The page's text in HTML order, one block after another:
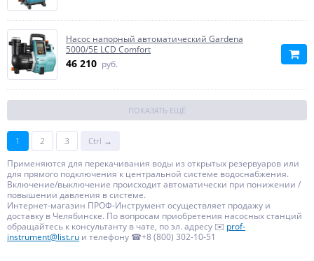
Насос напорный автоматический Gardena
5000/5E LCD Comfort
46 210 руб.
ПОКАЗАТЬ ЕЩЁ
1 2 3
Ctrl →
Применяются для перекачивания воды из открытых резервуаров или
для прямого подключения к центральной системе водоснабжения.
Включение/выключение происходит автоматически при понижении /
повышении давления в системе.
Интернет-магазин ПРОФ-Инструмент осуществляет продажу и
доставку в Челябинске. По вопросам приобретения насосных станций
обращайтесь к консультанту в чате, по эл. адресу ✉️ prof-
instrument@list.ru и телефону ☎+8 (800) 302-10-51